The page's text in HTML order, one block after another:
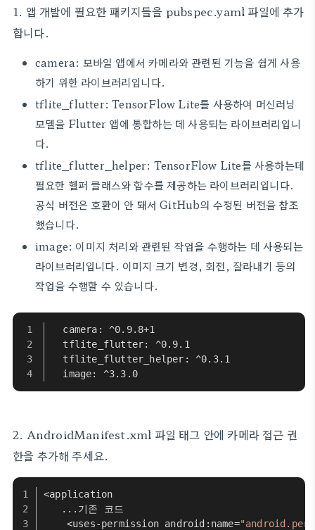
1. 앱 개발에 필요한 패키지들을 pubspec.yaml 파일에 추가
합니다.
camera: 모바일 앱에서 카메라와 관련된 기능을 쉽게 사용
하기 위한 라이브러리입니다.
tflite_flutter: TensorFlow Lite를 사용하여 머신러닝
모델을 Flutter 앱에 통합하는 데 사용되는 라이브러리입니
다.
tflite_flutter_helper: TensorFlow Lite를 사용하는데
필요한 헬퍼 클래스와 함수를 제공하는 라이브러리입니다.
공식 버전은 호환이 안 돼서 GitHub의 수정된 버전을 참조
했습니다.
image: 이미지 처리와 관련된 작업을 수행하는 데 사용되는
라이브러리입니다. 이미지 크기 변경, 회전, 잘라내기 등의
작업을 수행할 수 있습니다.
  camera: ^0.9.8+1
  tflite_flutter: ^0.9.1
  tflite_flutter_helper: ^0.3.1
  image: ^3.3.0
2. AndroidManifest.xml 파일 태그 안에 카메라 접근 권
한을 추가해 주세요.
<application
   ...기존 코드
    <uses-permission android:name=